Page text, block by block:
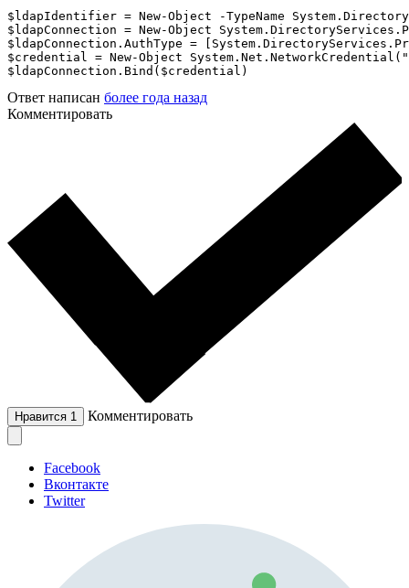
$ldapIdentifier = New-Object -TypeName
$ldapConnection = New-Object
$ldapConnection.AuthType =
$credential = New-Object
$ldapConnection.Bind($credential)
Ответ написан более года назад
Комментировать
Нравится 1 Комментировать
Facebook
Вконтакте
Twitter